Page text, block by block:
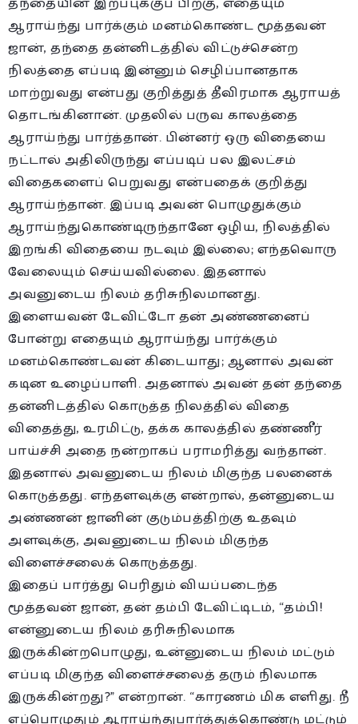
ஆராய்ந்து பார்க்கும் மனம்கொண்ட மூத்தவன்
ஜான், தந்தை தன்னிடத்தில் விட்டுச்சென்ற
நிலத்தை எப்படி இன்னும் செழிப்பானதாக
மாற்றுவது என்பது குறித்துத் தீவிரமாக ஆராயத்
தொடங்கினான். முதலில் பருவ காலத்தை
ஆராய்ந்து பார்த்தான். பின்னர் ஒரு விதையை
நட்டால் அதிலிருந்து எப்படிப் பல இலட்சம்
விதைகளைப் பெறுவது என்பதைக் குறித்து
ஆராய்ந்தான். இப்படி அவன் பொழுதுக்கும்
ஆராய்ந்துகொண்டிருந்தானே ஒழிய, நிலத்தில்
இறங்கி விதையை நடவும் இல்லை; எந்தவொரு
வேலையும் செய்யவில்லை. இதனால்
அவனுடைய நிலம் தரிசுநிலமானது.
இளையவன் டேவிட்டோ தன் அண்ணனைப்
போன்று எதையும் ஆராய்ந்து பார்க்கும்
மனம்கொண்டவன் கிடையாது; ஆனால் அவன்
கடின உழைப்பாளி. அதனால் அவன் தன் தந்தை
தன்னிடத்தில் கொடுத்த நிலத்தில் விதை
விதைத்து, உரமிட்டு, தக்க காலத்தில் தண்ணீர்
பாய்ச்சி அதை நன்றாகப் பராமரித்து வந்தான்.
இதனால் அவனுடைய நிலம் மிகுந்த பலனைக்
கொடுத்தது. எந்தளவுக்கு என்றால், தன்னுடைய
அண்ணன் ஜானின் குடும்பத்திற்கு உதவும்
அளவுக்கு, அவனுடைய நிலம் மிகுந்த
விளைச்சலைக் கொடுத்தது.
இதைப் பார்த்து பெரிதும் வியப்படைந்த
மூத்தவன் ஜான், தன் தம்பி டேவிட்டிடம், “தம்பி!
என்னுடைய நிலம் தரிசுநிலமாக
இருக்கின்றபொழுது, உன்னுடைய நிலம் மட்டும்
எப்படி மிகுந்த விளைச்சலைத் தரும் நிலமாக
இருக்கின்றது?” என்றான். “காரணம் மிக எளிது. நீ
எப்பொழுதும் ஆராய்ந்துபார்த்துக்கொண்டு மட்டும்